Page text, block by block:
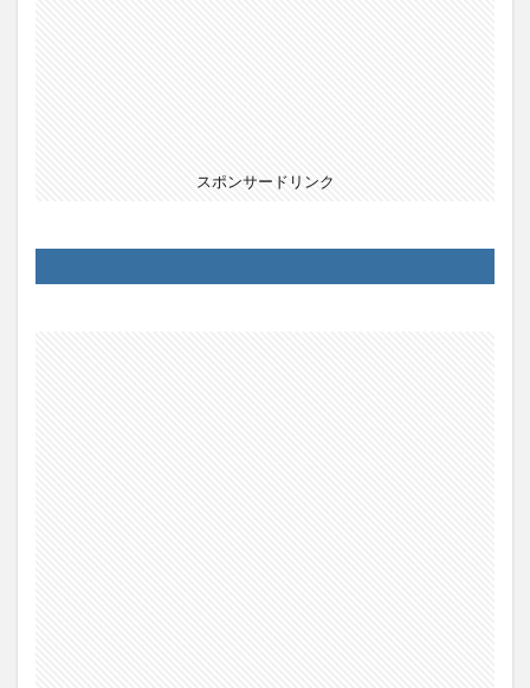
スポンサードリンク